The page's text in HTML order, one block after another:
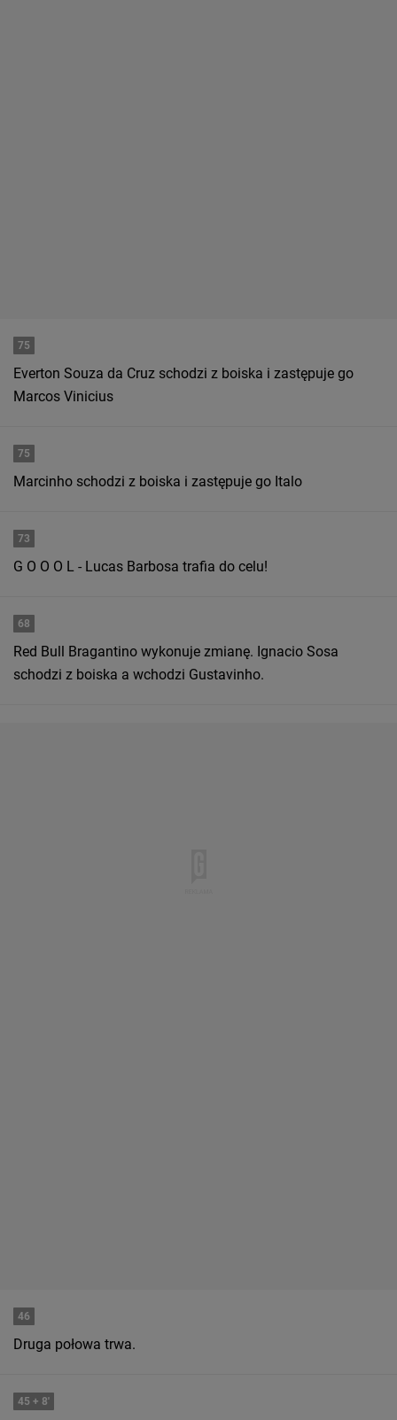
75
Everton Souza da Cruz schodzi z boiska i zastępuje go
Marcos Vinicius
75
Marcinho schodzi z boiska i zastępuje go Italo
73
G O O O L - Lucas Barbosa trafia do celu!
68
Red Bull Bragantino wykonuje zmianę. Ignacio Sosa
schodzi z boiska a wchodzi Gustavinho.
46
Druga połowa trwa.
45 + 8'